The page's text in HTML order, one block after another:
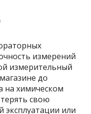
измерений
измерительный
до
на химическом
свою
эксплуатации или